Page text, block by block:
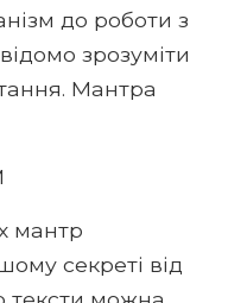
до роботи з
зрозуміти
Мантра
мантр
секреті від